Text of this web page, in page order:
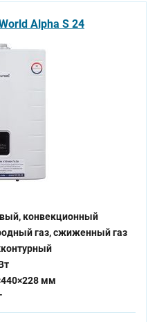
Alpha S 24
конвекционный
газ, сжиженный газ
мм